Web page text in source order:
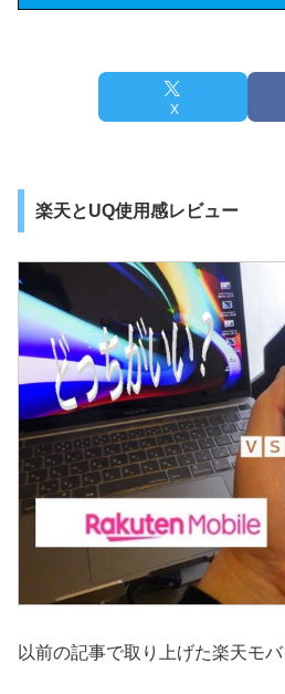
X
楽天とUQ使用感レビュー
以前の記事で取り上げた楽天モバ